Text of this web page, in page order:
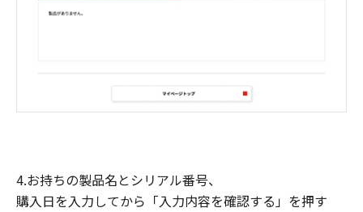
4.お持ちの製品名とシリアル番号、
購入日を入力してから「入力内容を確認する」を押す